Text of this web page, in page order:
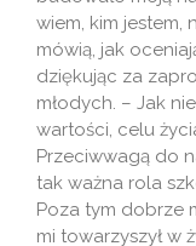
wiem, kim jestem,
mówią, jak
dziękując za
młodych. – Jak
wartości, celu
Przeciwwagą do
tak ważna rola
Poza tym dobrze
mi towarzyszył w